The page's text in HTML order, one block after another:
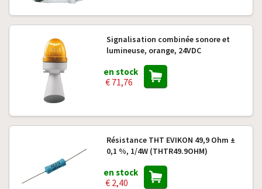
Signalisation combinée sonore et
lumineuse, orange, 24VDC
en stock
€ 71,76
Résistance THT EVIKON 49,9 Ohm ±
0,1 %, 1/4W (THTR49.9OHM)
en stock
€ 2,40